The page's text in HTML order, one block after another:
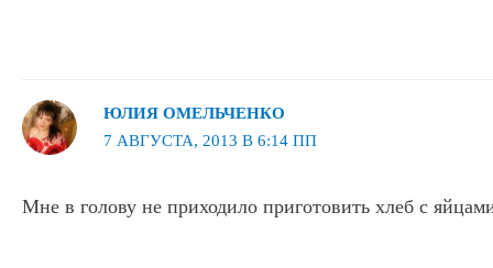
ЮЛИЯ ОМЕЛЬЧЕНКО
7 АВГУСТА, 2013 В 6:14 ПП
Мне в голову не приходило приготовить хлеб с